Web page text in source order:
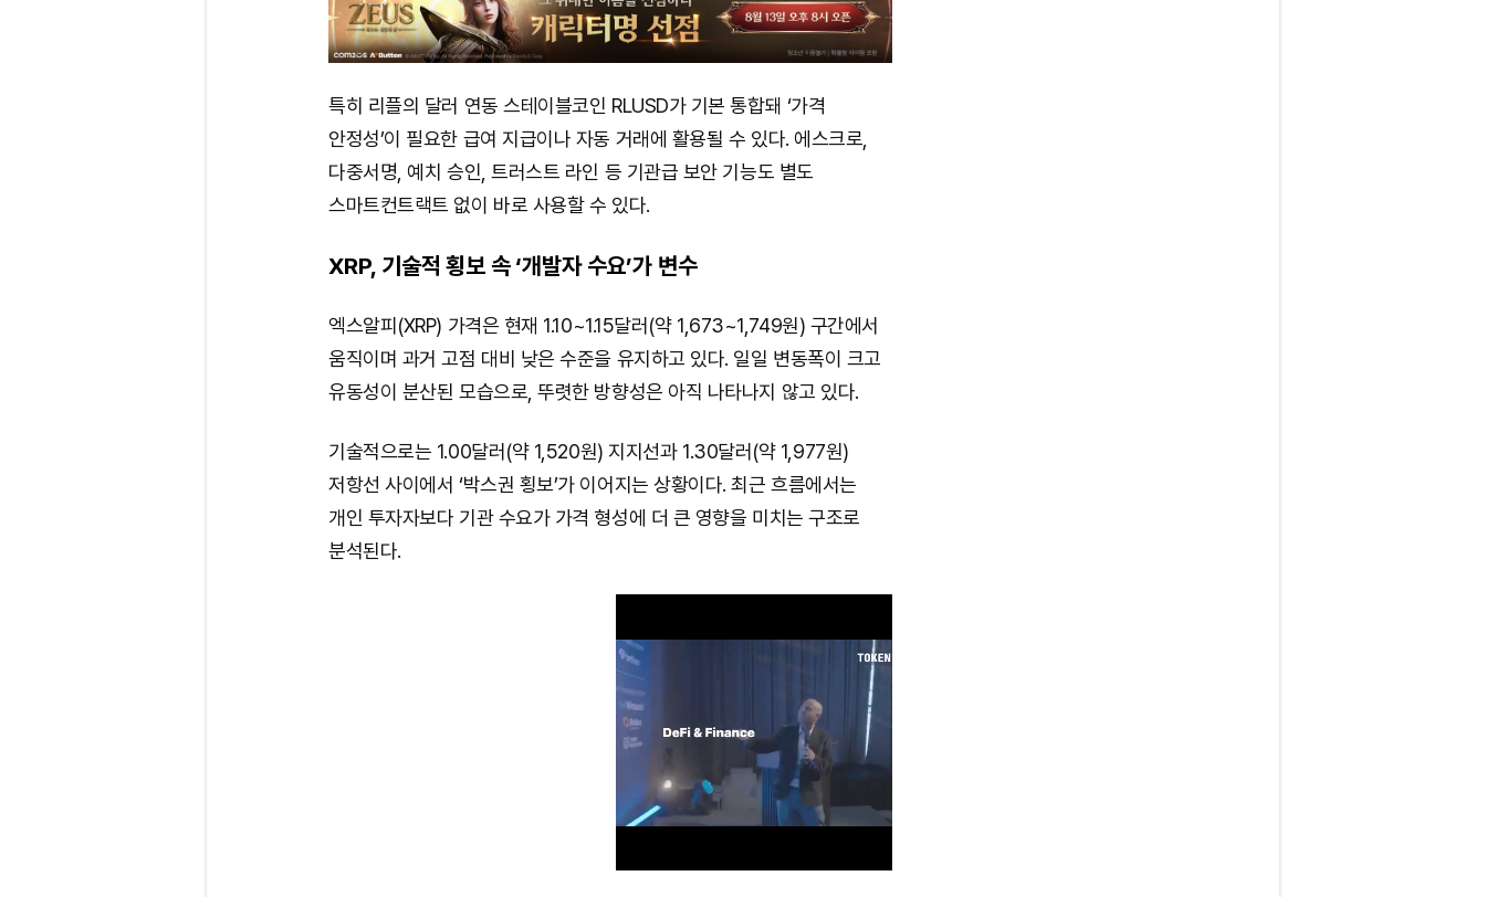
특히 리플의 달러 연동 스테이블코인 RLUSD가 기본 통합돼 ‘가격
안정성’이 필요한 급여 지급이나 자동 거래에 활용될 수 있다. 에스크로,
다중서명, 예치 승인, 트러스트 라인 등 기관급 보안 기능도 별도
스마트컨트랙트 없이 바로 사용할 수 있다.
XRP, 기술적 횡보 속 ‘개발자 수요’가 변수
엑스알피(XRP) 가격은 현재 1.10~1.15달러(약 1,673~1,749원) 구간에서
움직이며 과거 고점 대비 낮은 수준을 유지하고 있다. 일일 변동폭이 크고
유동성이 분산된 모습으로, 뚜렷한 방향성은 아직 나타나지 않고 있다.
기술적으로는 1.00달러(약 1,520원) 지지선과 1.30달러(약 1,977원)
저항선 사이에서 ‘박스권 횡보’가 이어지는 상황이다. 최근 흐름에서는
개인 투자자보다 기관 수요가 가격 형성에 더 큰 영향을 미치는 구조로
분석된다.